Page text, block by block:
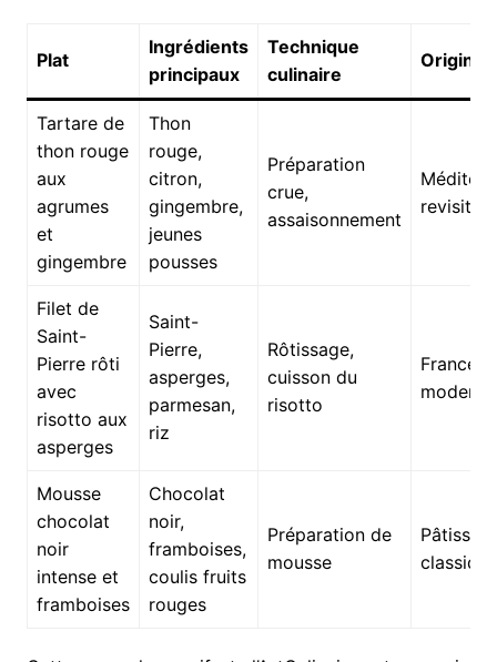
Plat
Ingrédients
principaux
Technique
culinaire
Origine
Tartare de
thon rouge
aux
agrumes
et
gingembre
Thon
rouge,
citron,
gingembre,
jeunes
pousses
Préparation
crue,
assaisonnement
revisitée
Filet de
Saint-
Pierre rôti
avec
risotto aux
asperges
Saint-
Pierre,
asperges,
parmesan,
riz
Rôtissage,
cuisson du
risotto
France
moderne
Mousse
chocolat
noir
intense et
framboises
Chocolat
noir,
framboises,
coulis fruits
rouges
Préparation de
mousse
classique